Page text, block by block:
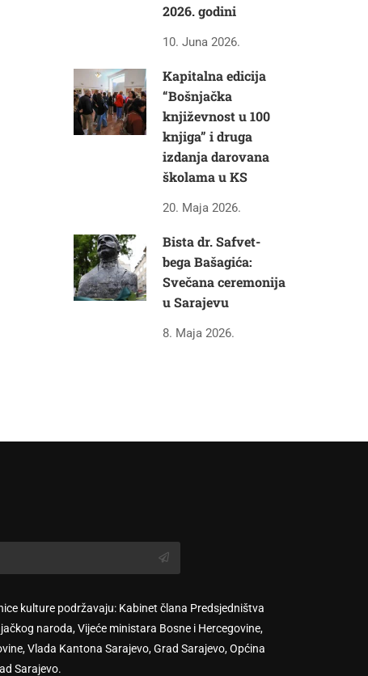
2026. godini
10. Juna 2026.
Kapitalna edicija
“Bošnjačka
književnost u 100
knjiga” i druga
izdanja darovana
školama u KS
20. Maja 2026.
Bista dr. Safvet-
bega Bašagića:
Svečana ceremonija
u Sarajevu
8. Maja 2026.
kulture podržavaju: Kabinet člana Predsjedništva
naroda, Vijeće ministara Bosne i Hercegovine,
Vlada Kantona Sarajevo, Grad Sarajevo, Općina
Sarajevo.